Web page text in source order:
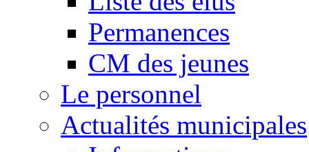
Permanences
CM des jeunes
Le personnel
Actualités municipales